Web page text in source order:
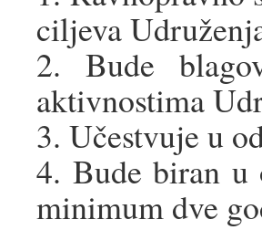
ciljeva
2. Bude
aktivnostima
3. Učestvuje u
4. Bude biran u
minimum dve